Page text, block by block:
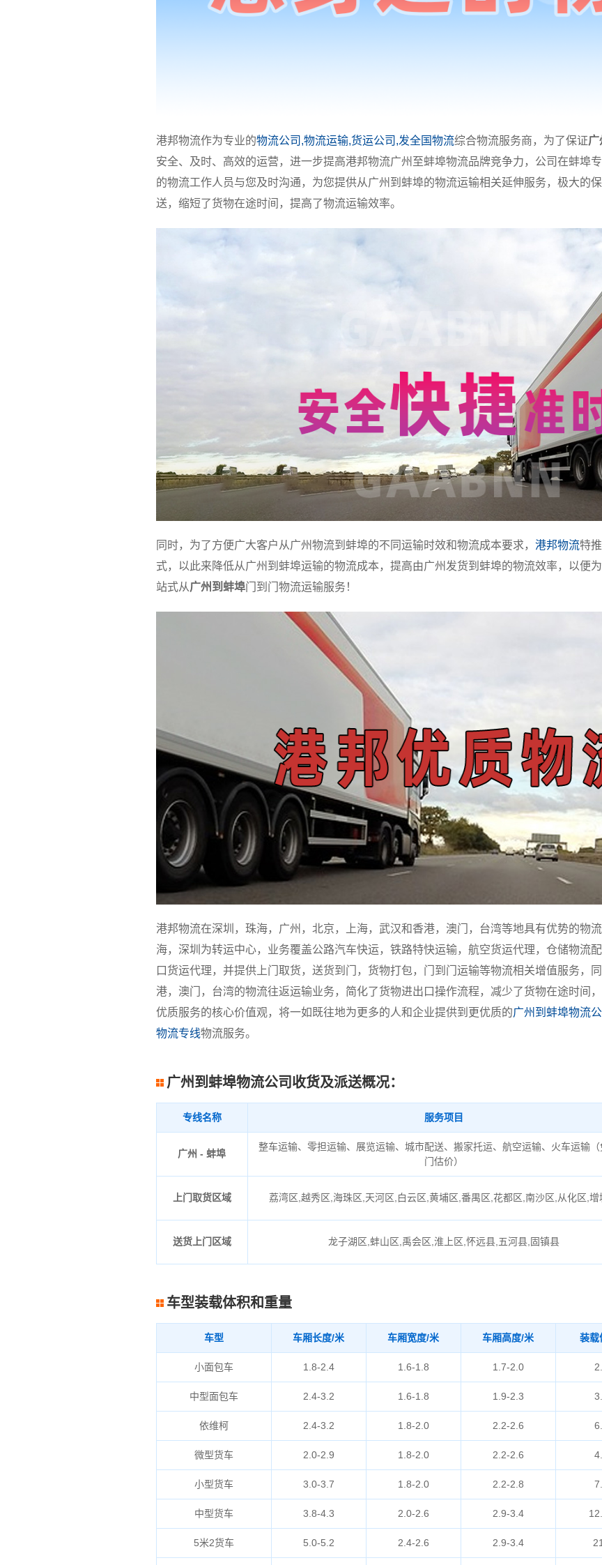
港邦物流作为专业的物流公司,物流运输,货运公司,发全国物流综合物流服务商，为了保证广
安全、及时、高效的运营，进一步提高港邦物流广州至蚌埠物流品牌竞争力，公司在蚌埠
的物流工作人员与您及时沟通，为您提供从广州到蚌埠的物流运输相关延伸服务，极大的
送，缩短了货物在途时间，提高了物流运输效率。
同时，为了方便广大客户从广州物流到蚌埠的不同运输时效和物流成本要求， 港邦物流特
式，以此来降低从广州到蚌埠运输的物流成本，提高由广州发货到蚌埠的物流效率，以便
站式从广州到蚌埠门到门物流运输服务！
港邦物流在深圳，珠海，广州，北京，上海，武汉和香港，澳门，台湾等地具有优势的物
海，深圳为转运中心，业务覆盖公路汽车快运，铁路特快运输，航空货运代理，仓储物流
口货运代理，并提供上门取货，送货到门，货物打包，门到门运输等物流相关增值服务，
港，澳门，台湾的物流往返运输业务，简化了货物进出口操作流程，减少了货物在途时间
优质服务的核心价值观，将一如既往地为更多的人和企业提供到更优质的广州到蚌埠物流
物流专线物流服务。
广州到蚌埠物流公司收货及派送概况：
专线名称 服务项目
广州 - 蚌埠
整车运输、零担运输、展览运输、城市配送、搬家托运、航空运输、火车运输（
门估价）
上门取货区域 荔湾区,越秀区,海珠区,天河区,白云区,黄埔区,番禺区,花都区,南沙区,从化区,增
送货上门区域 龙子湖区,蚌山区,禹会区,淮上区,怀远县,五河县,固镇县
车型装载体积和重量
车型 车厢长度/米 车厢宽度/米 车厢高度/米 装载
小面包车 1.8-2.4 1.6-1.8 1.7-2.0
中型面包车 2.4-3.2 1.6-1.8 1.9-2.3
依维柯 2.4-3.2 1.8-2.0 2.2-2.6
微型货车 2.0-2.9 1.8-2.0 2.2-2.6
小型货车 3.0-3.7 1.8-2.0 2.2-2.8
中型货车 3.8-4.3 2.0-2.6 2.9-3.4
5米2货车 5.0-5.2 2.4-2.6 2.9-3.4